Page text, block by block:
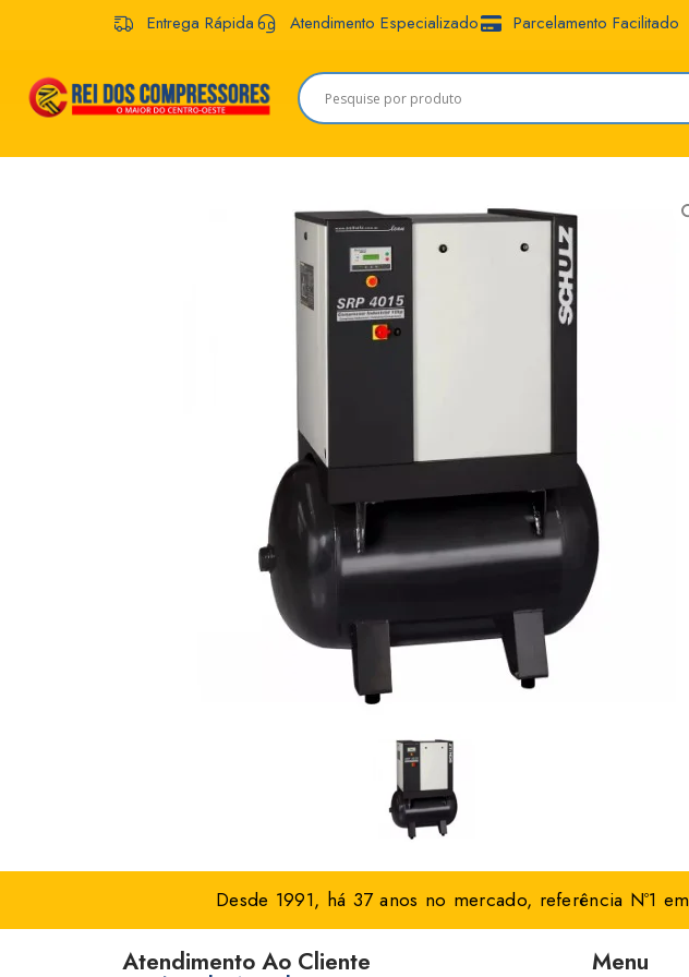
Entrega Rápida Atendimento Especializado Parcelamento Facilitado
Desde 1991, há 37 anos no mercado, referência Nº1
Atendimento Ao Cliente Menu